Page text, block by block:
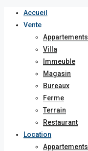
Accueil
Vente
Appartements
Villa
Immeuble
Magasin
Bureaux
Ferme
Terrain
Restaurant
Location
Appartements